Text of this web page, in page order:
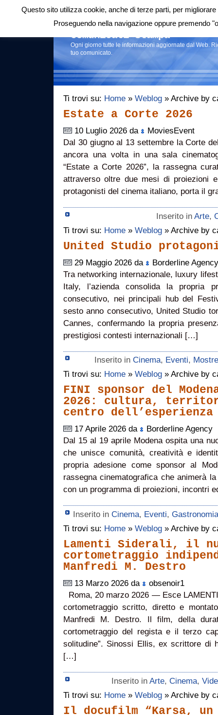
Login|RSS |
Comunicati stampa
Ogni giorno tutte le informazioni aggiornate dal Web.
tuo comunicato.
Ti trovi su: Home » Weblog » Archive by
Estate a Corte 2026
10 Luglio 2026 da
MoviesEvent
Dal 30 giugno al 13 settembre la Corte
ancora una volta in una sala
“Estate a Corte 2026”, la rassegna
attraverso oltre due mesi di proiezioni
protagonisti del cinema italiano, porta il
Inserito in Arte,
Ti trovi su: Home » Weblog » Archive by
United Studio
29 Maggio 2026 da
Borderline Agency
Tra networking internazionale, luxury
Italy, l’azienda consolida la propria
consecutivo, nei principali hub del
sesto anno consecutivo, United Studio
Cannes, confermando la propria
prestigiosi contesti internazionali […]
Inserito in Cinema, Eventi, Mostre
Ti trovi su: Home » Weblog » Archive by
FINI sponsor del
2026: cultura,
centro dell’esperienza
17 Aprile 2026 da
Borderline Agency
Dal 15 al 19 aprile Modena ospita una
che unisce comunità, creatività e
propria adesione come sponsor al
rassegna cinematografica che animerà
con un programma di proiezioni, incontri
Inserito in Cinema, Eventi, Gastronomia
Ti trovi su: Home » Weblog » Archive by
Lamenti Siderali, il
cortometraggio
Manfredi M. Destro
13 Marzo 2026 da
obsenoir1
Roma, 20 marzo 2026 — Esce
cortometraggio scritto, diretto e
Manfredi M. Destro. Il film, della
cortometraggio del regista e il terzo
solitudine”. Sinossi Ellis, ex scrittore di
[…]
Inserito in Arte, Cinema,
Ti trovi su: Home » Weblog » Archive by
Il docufilm “Karsa, un
Questo sito utilizza cookie, anche di terze parti, per
Proseguendo nella navigazione oppure premendo